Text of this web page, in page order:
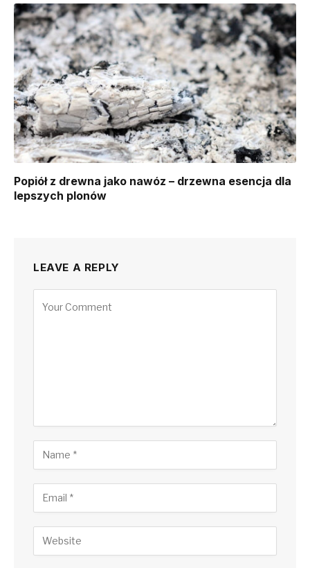
Popiół z drewna jako nawóz – drzewna esencja dla
lepszych plonów
LEAVE A REPLY